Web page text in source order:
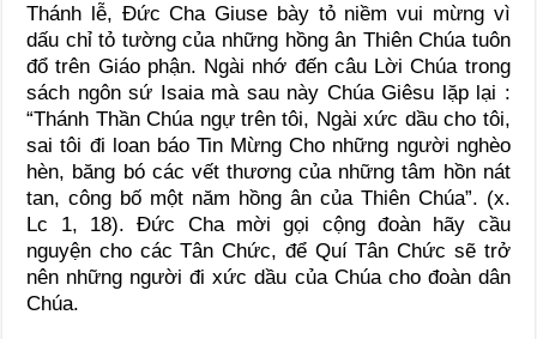
Thánh lễ, Đức Cha Giuse bày tỏ niềm vui mừng vì
dấu chỉ tỏ tường của những hồng ân Thiên Chúa tuôn
đổ trên Giáo phận. Ngài nhớ đến câu Lời Chúa trong
sách ngôn sứ Isaia mà sau này Chúa Giêsu lặp lại :
“Thánh Thần Chúa ngự trên tôi, Ngài xức dầu cho tôi,
sai tôi đi loan báo Tin Mừng Cho những người nghèo
hèn, băng bó các vết thương của những tâm hồn nát
tan, công bố một năm hồng ân của Thiên Chúa”. (x.
Lc 1, 18). Đức Cha mời gọi cộng đoàn hãy cầu
nguyện cho các Tân Chức, để Quí Tân Chức sẽ trở
nên những người đi xức dầu của Chúa cho đoàn dân
Chúa.